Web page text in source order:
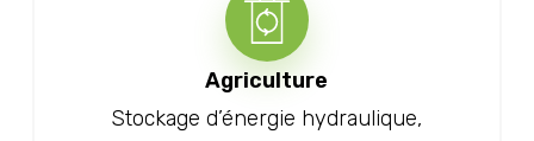
Agriculture
Stockage d’énergie hydraulique,